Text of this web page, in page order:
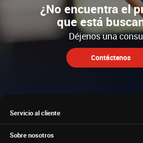
¿No encuentra el
que está
Déjenos una
Contáctenos
Servicio al cliente
Sobre nosotros